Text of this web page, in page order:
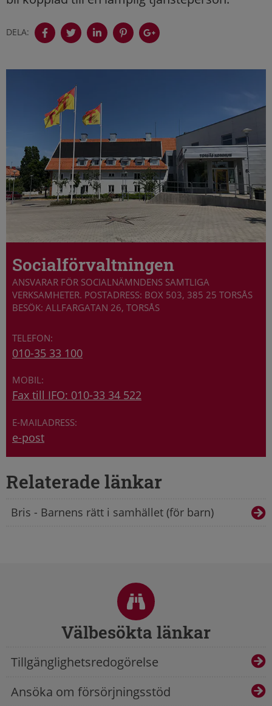
DELA:
Socialförvaltningen
ANSVARAR FÖR SOCIALNÄMNDENS SAMTLIGA
VERKSAMHETER. POSTADRESS: BOX 503, 385 25 TORSÅS
BESÖK: ALLFARGATAN 26, TORSÅS
010-35 33 100
Fax till IFO: 010-33 34 522
e-post
Relaterade länkar
Bris - Barnens rätt i samhället (för barn)
Välbesökta länkar
Tillgänglighetsredogörelse
Ansöka om försörjningsstöd